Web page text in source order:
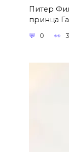
Питер
принца
0